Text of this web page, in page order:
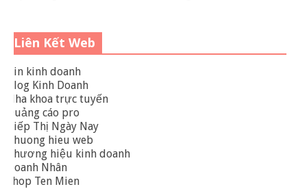
Liên Kết Web
Tin kinh doanh
Blog Kinh Doanh
Nha khoa trực tuyến
Quảng cáo pro
Tiếp Thị Ngày Nay
Thuong hieu web
Thương hiệu kinh doanh
Doanh Nhân
Shop Ten Mien